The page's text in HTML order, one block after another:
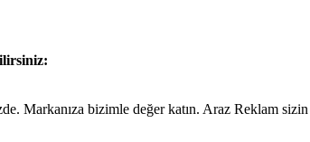
Markanıza bizimle değer katın. Araz Reklam